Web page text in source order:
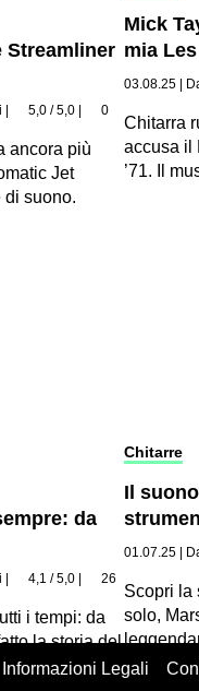
Streamliner
5,0 / 5,0 0
ancora più
Jet
di suono.
da
| 4,1 / 5,0 | 26
i tempi: da
la storia del
Mick
mia
03.08.25
Chitarra
accusa il
’71. Il
Chitarre
Il
01.07.25 |
Scopri la
solo,
Informazioni Legali